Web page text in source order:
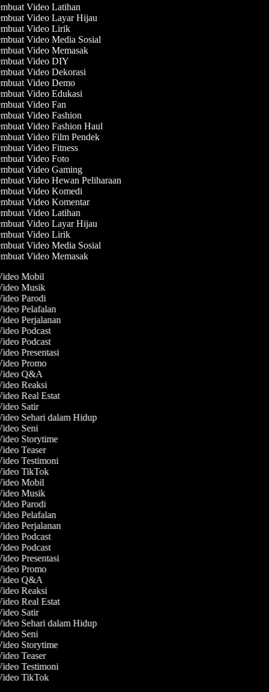
Video Latihan
Video Layar Hijau
Video Lirik
Video Media Sosial
Video Memasak
Video DIY
Video Dekorasi
Video Demo
Video Edukasi
Video Fan
Video Fashion
Video Fashion Haul
Video Film Pendek
Video Fitness
Video Foto
Video Gaming
Video Hewan Peliharaan
Video Komedi
Video Komentar
Video Latihan
Video Layar Hijau
Video Lirik
Video Media Sosial
Video Memasak
Mobil
Musik
Parodi
Pelafalan
Perjalanan
Podcast
Podcast
Presentasi
Promo
Q&A
Reaksi
Real Estat
Satir
Sehari dalam Hidup
Seni
Storytime
Teaser
Testimoni
TikTok
Mobil
Musik
Parodi
Pelafalan
Perjalanan
Podcast
Podcast
Presentasi
Promo
Q&A
Reaksi
Real Estat
Satir
Sehari dalam Hidup
Seni
Storytime
Teaser
Testimoni
TikTok